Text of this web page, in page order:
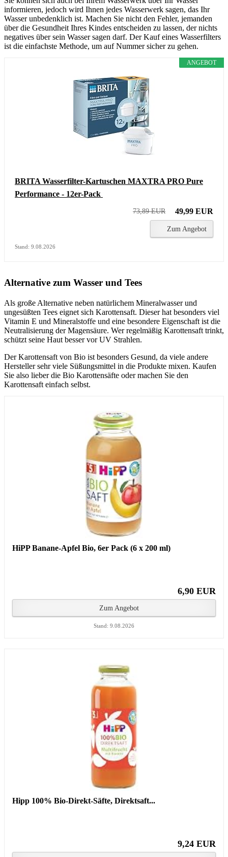
informieren, jedoch wird Ihnen jedes Wasserwerk sagen, das Ihr
Wasser unbedenklich ist. Machen Sie nicht den Fehler, jemanden
über die Gesundheit Ihres Kindes entscheiden zu lassen, der nichts
negatives über sein Wasser sagen darf. Der Kauf eines Wasserfilters
ist die einfachste Methode, um auf Nummer sicher zu gehen.
ANGEBOT
BRITA Wasserfilter-Kartuschen MAXTRA PRO Pure
Performance - 12er-Pack
73,89 EUR 49,99 EUR
Zum Angebot
Stand: 9.08.2026
Alternative zum Wasser und Tees
Als große Alternative neben natürlichem Mineralwasser und
ungesüßten Tees eignet sich Karottensaft. Dieser hat besonders viel
Vitamin E und Mineralstoffe und eine besondere Eigenschaft ist die
Neutralisierung der Magensäure. Wer regelmäßig Karottensaft trinkt,
schützt seine Haut besser vor UV Strahlen.
Der Karottensaft von Bio ist besonders Gesund, da viele andere
Hersteller sehr viele Süßungsmittel in die Produkte mixen. Kaufen
Sie also lieber die Bio Karottensäfte oder machen Sie den
Karottensaft einfach selbst.
HiPP Banane-Apfel Bio, 6er Pack (6 x 200 ml)
6,90 EUR
Zum Angebot
Stand: 9.08.2026
Hipp 100% Bio-Direkt-Säfte, Direktsaft...
9,24 EUR